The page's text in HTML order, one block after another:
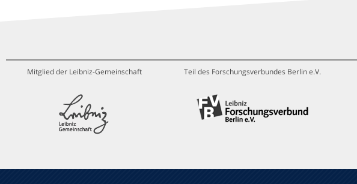
Mitglied der Leibniz-Gemeinschaft Teil des Forschungsverbundes Berlin e.V.